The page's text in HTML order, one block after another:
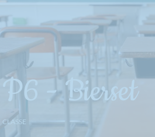
P6 - Bierset
CLASSE